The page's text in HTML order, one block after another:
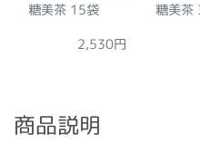
糖美茶 15袋
2,530円
糖美茶
商品説明